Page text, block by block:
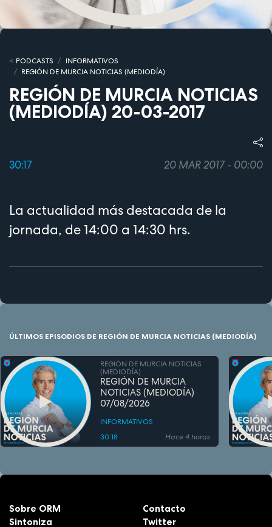
PODCASTS
INFORMATIVOS
REGIÓN DE MURCIA NOTICIAS (MEDIODÍA)
REGIÓN DE MURCIA NOTICIAS
(MEDIODÍA) 20-03-2017
30:17 20 MAR 2017 - 00:00
La actualidad más destacada de la
jornada, de 14:00 a 14:30 hrs.
ÚLTIMOS EPISODIOS DE REGIÓN DE MURCIA NOTICIAS (MEDIODÍA)
REGIÓN DE MURCIA NOTICIAS
(MEDIODÍA)
REGIÓN DE MURCIA
NOTICIAS (MEDIODÍA)
07/08/2026
INFORMATIVOS
30:18
Hace 4 horas
Sobre ORM
Sintoniza
Contacto
Twitter